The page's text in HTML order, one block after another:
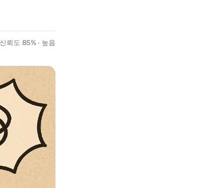
뢰도 85% · 높음